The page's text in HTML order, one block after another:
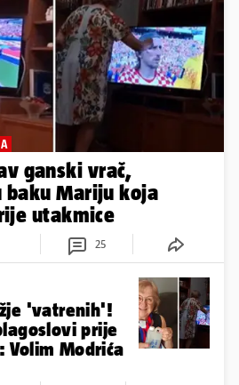
ganski vrač,
Mariju koja
utakmice
25
'vatrenih'!
prije
Volim Modrića